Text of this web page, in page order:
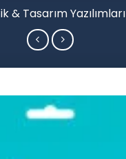
& Tasarım Yazılımları